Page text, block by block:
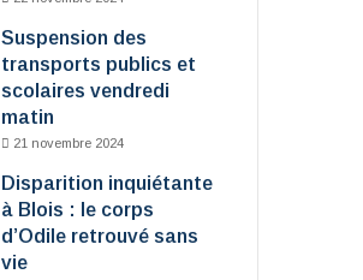
Suspension des
transports publics et
scolaires vendredi
matin
21 novembre 2024
Disparition inquiétante
à Blois : le corps
d’Odile retrouvé sans
vie